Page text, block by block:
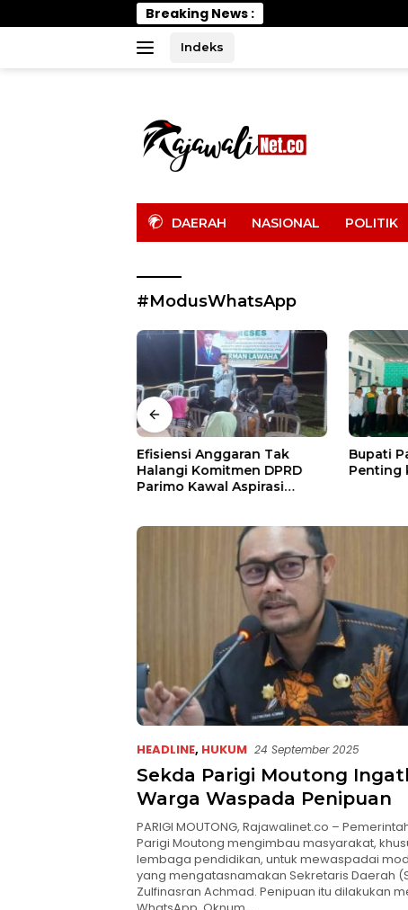
ke
Breaking News :
Indeks
DAERAH NASIONAL POLITIK
#ModusWhatsApp
Efisiensi Anggaran Tak
Halangi Komitmen DPRD
Parimo Kawal Aspirasi
Bupati
Penting
HEADLINE, HUKUM 24 September 2025
Sekda Parigi Moutong
Warga Waspada Penipuan
PARIGI MOUTONG, Rajawalinet.co –
Parigi Moutong mengimbau masyarakat,
lembaga pendidikan, untuk mewaspadai
yang mengatasnamakan Sekretaris Daerah
Zulfinasran Achmad. Penipuan itu dilakukan